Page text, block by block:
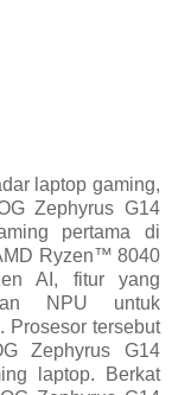
laptop gaming,
Zephyrus G14
pertama di
Ryzen™ 8040
AI, fitur yang
NPU untuk
Prosesor tersebut
Zephyrus G14
laptop. Berkat